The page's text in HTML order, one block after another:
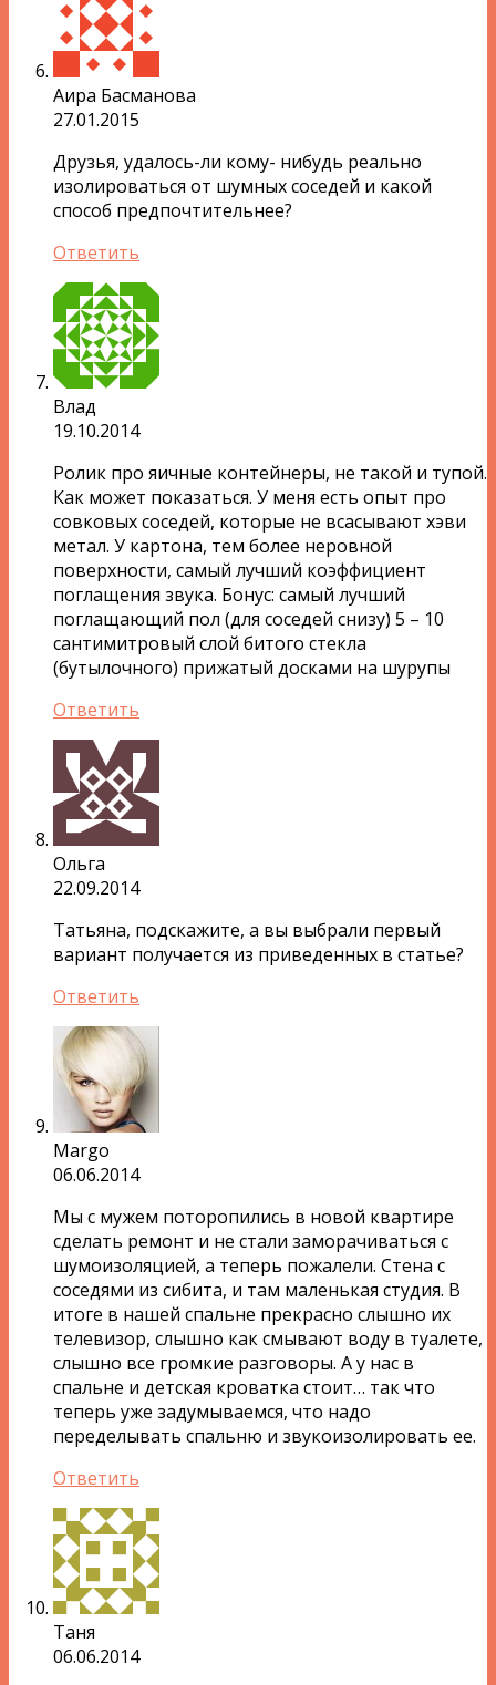
Аира Басманова
27.01.2015
Друзья, удалось-ли кому- нибудь реально
изолироваться от шумных соседей и какой
способ предпочтительнее?
Ответить
Влад
19.10.2014
Ролик про яичные контейнеры, не такой и тупой.
Как может показаться. У меня есть опыт про
совковых соседей, которые не всасывают хэви
метал. У картона, тем более неровной
поверхности, самый лучший коэффициент
поглащения звука. Бонус: самый лучший
поглащающий пол (для соседей снизу) 5 – 10
сантимитровый слой битого стекла
(бутылочного) прижатый досками на шурупы
Ответить
Ольга
22.09.2014
Татьяна, подскажите, а вы выбрали первый
вариант получается из приведенных в статье?
Ответить
Margo
06.06.2014
Мы с мужем поторопились в новой квартире
сделать ремонт и не стали заморачиваться с
шумоизоляцией, а теперь пожалели. Стена с
соседями из сибита, и там маленькая студия. В
итоге в нашей спальне прекрасно слышно их
телевизор, слышно как смывают воду в туалете,
слышно все громкие разговоры. А у нас в
спальне и детская кроватка стоит… так что
теперь уже задумываемся, что надо
переделывать спальню и звукоизолировать ее.
Ответить
Таня
06.06.2014